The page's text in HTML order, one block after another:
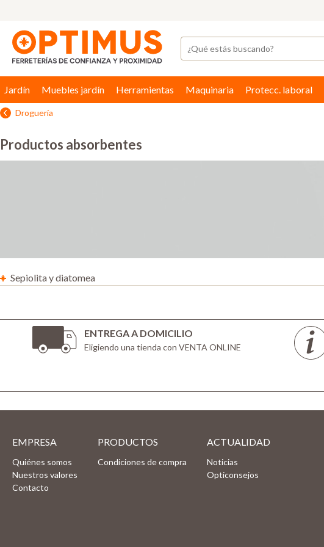
Jardín Muebles jardín Herramientas Maquinaria Protecc. laboral
Droguería
Productos absorbentes
Sepiolita y diatomea
ENTREGA A DOMICILIO
Eligiendo una tienda con VENTA ONLINE
EMPRESA
Quiénes somos
Nuestros valores
Contacto
PRODUCTOS
Condiciones de compra
ACTUALIDAD
Noticias
Opticonsejos